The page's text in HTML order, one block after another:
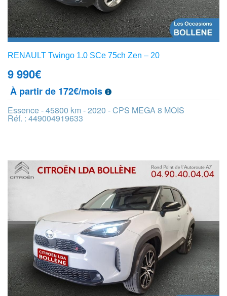
RENAULT Twingo 1.0 SCe 75ch Zen – 20
9 990€
À partir de 172€/mois
Essence - 45800 km - 2020 - CPS MEGA 8 MOIS
Réf. : 449004919633